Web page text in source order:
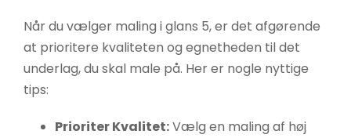
Når du vælger maling i glans 5, er det afgørende
at prioritere kvaliteten og egnetheden til det
underlag, du skal male på. Her er nogle nyttige
tips:
Prioriter Kvalitet:Vælg en maling af høj